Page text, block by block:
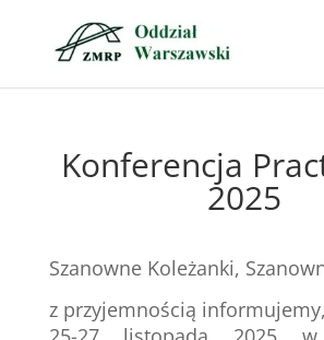
Konferencja
2025
Szanowne Koleżanki,
z przyjemnością